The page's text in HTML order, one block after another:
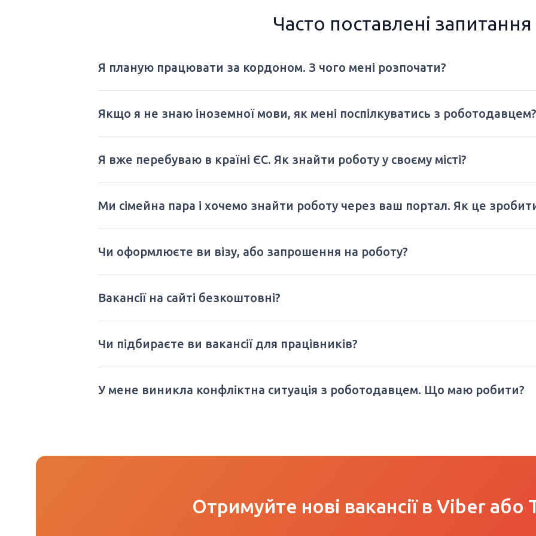
Часто поставлені запитання
Я планую працювати за кордоном. З чого мені розпочати?
Якщо я не знаю іноземної мови, як мені поспілкуватись з роботодавцем?
Я вже перебуваю в країні ЄС. Як знайти роботу у своєму місті?
Ми сімейна пара і хочемо знайти роботу через ваш портал. Як це
Чи оформлюєте ви візу, або запрошення на роботу?
Вакансії на сайті безкоштовні?
Чи підбираєте ви вакансії для працівників?
У мене виникла конфліктна ситуація з роботодавцем. Що маю робити?
Отримуйте нові вакансії в Viber або